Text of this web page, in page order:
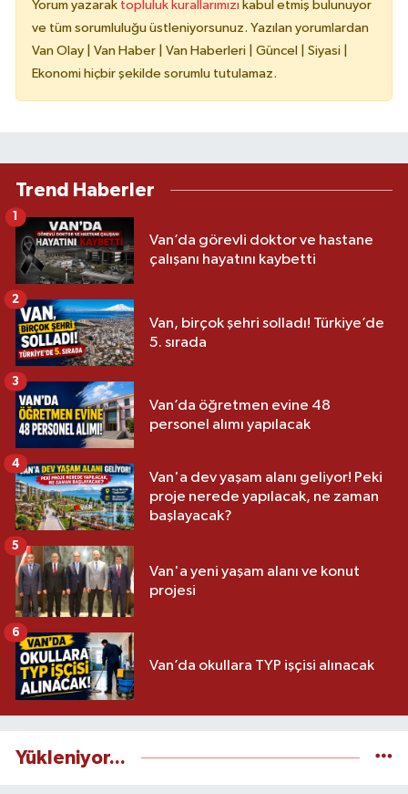
Yorum yazarak topluluk kurallarımızı kabul etmiş bulunuyor
ve tüm sorumluluğu üstleniyorsunuz. Yazılan yorumlardan
Van Olay | Van Haber | Van Haberleri | Güncel | Siyasi |
Ekonomi hiçbir şekilde sorumlu tutulamaz.
Trend Haberler
Van’da görevli doktor ve hastane
çalışanı hayatını kaybetti
1
Van, birçok şehri solladı! Türkiye’de
5. sırada
2
Van’da öğretmen evine 48
personel alımı yapılacak
3
Van'a dev yaşam alanı geliyor! Peki
proje nerede yapılacak, ne zaman
başlayacak?
4
Van'a yeni yaşam alanı ve konut
projesi
5
Van’da okullara TYP işçisi alınacak
6
Yükleniyor...